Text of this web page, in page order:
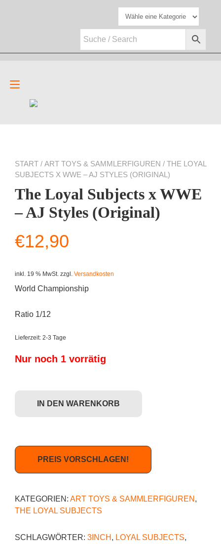
Navigation
umschalten
START / ART TOYS & SAMMLERFIGUREN / THE LOYAL
SUBJECTS X WWE – AJ STYLES (ORIGINAL)
The Loyal Subjects x WWE
– AJ Styles (Original)
€12,90
inkl. 19 % MwSt. zzgl. Versandkosten
World Championship
Ratio 1/12
Lieferzeit: 2-3 Tage
Nur noch 1 vorrätig
IN DEN WARENKORB
PREIS VORSCHLAGEN!
KATEGORIEN: ART TOYS & SAMMLERFIGUREN ,
THE LOYAL SUBJECTS
SCHLAGWÖRTER: 3INCH , LOYAL SUBJECTS,